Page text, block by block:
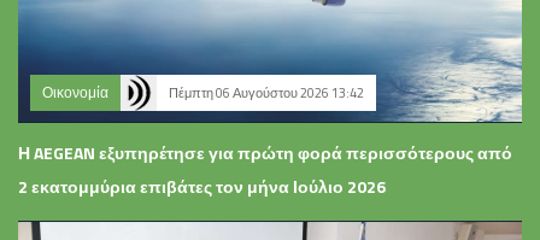
Οικονομία Πέμπτη 06 Αυγούστου 2026 13:42
Η AEGEAN εξυπηρέτησε για πρώτη φορά περισσότερους από
2 εκατομμύρια επιβάτες τον μήνα Ιούλιο 2026